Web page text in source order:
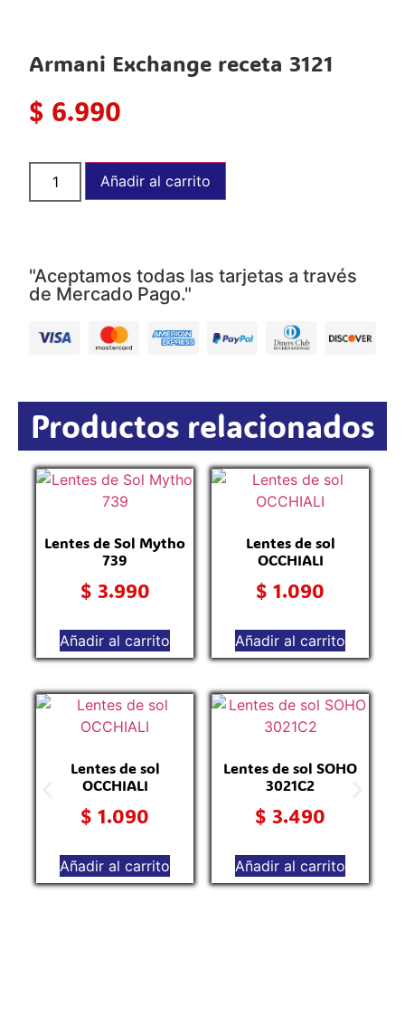
Armani Exchange receta 3121
$ 6.990
Añadir al carrito
"Aceptamos todas las tarjetas a través
de Mercado Pago."
Productos relacionados
Lentes de Sol Mytho
739
$ 3.990
Añadir al carrito
Lentes de sol
OCCHIALI
$ 1.090
Añadir al carrito
Lentes de sol
OCCHIALI
$ 1.090
Añadir al carrito
Lentes de sol SOHO
3021C2
$ 3.490
Añadir al carrito